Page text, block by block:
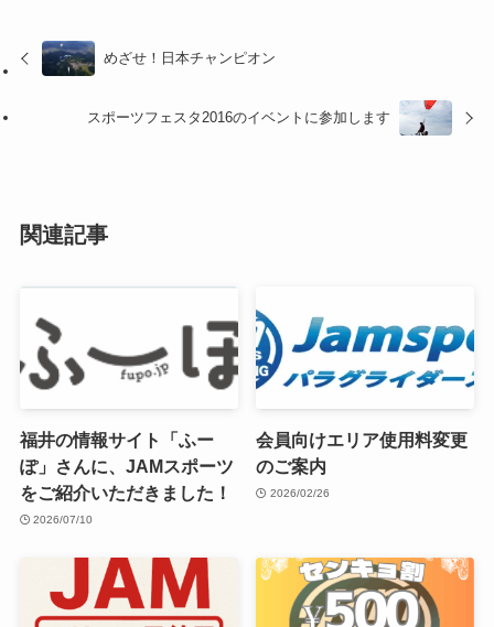
めざせ！日本チャンピオン
スポーツフェスタ2016のイベントに参加します
関連記事
福井の情報サイト「ふー
ぽ」さんに、JAMスポーツ
をご紹介いただきました！
2026/07/10
会員向けエリア使用料変更
のご案内
2026/02/26